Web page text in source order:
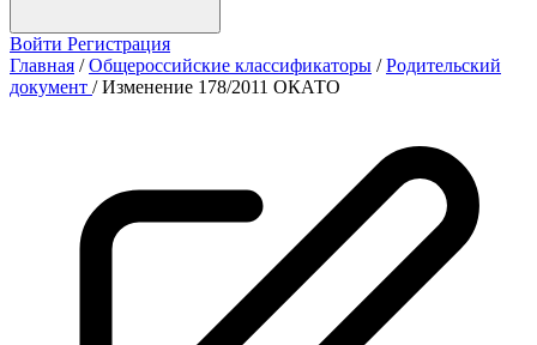
Войти Регистрация
Главная / Общероссийские классификаторы / Родительский
документ / Изменение 178/2011 ОКАТО